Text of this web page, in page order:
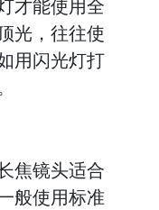
才能使用全
光，往往使
用闪光灯打
焦镜头适合
般使用标准